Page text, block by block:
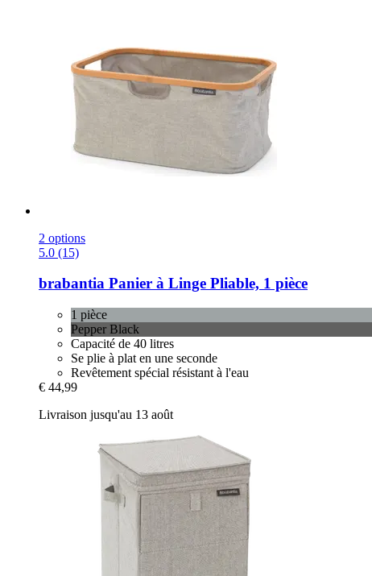
2 options
5.0 (15)
brabantia Panier à Linge Pliable, 1 pièce
1 pièce
Pepper Black
Capacité de 40 litres
Se plie à plat en une seconde
Revêtement spécial résistant à l'eau
€ 44,99
Livraison jusqu'au 13 août